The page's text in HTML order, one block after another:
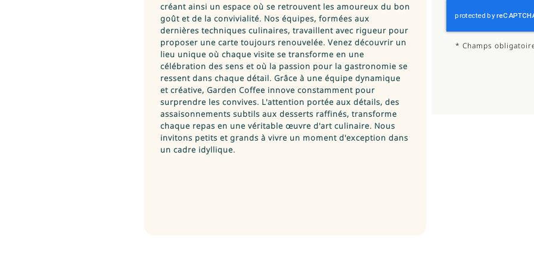
créant ainsi un espace où se retrouvent les amoureux du bon
goût et de la convivialité. Nos équipes, formées aux
dernières techniques culinaires, travaillent avec rigueur pour
proposer une carte toujours renouvelée. Venez découvrir un
lieu unique où chaque visite se transforme en une
célébration des sens et où la passion pour la gastronomie se
ressent dans chaque détail. Grâce à une équipe dynamique
et créative, Garden Coffee innove constamment pour
surprendre les convives. L'attention portée aux détails, des
assaisonnements subtils aux desserts raffinés, transforme
chaque repas en une véritable œuvre d'art culinaire. Nous
invitons petits et grands à vivre un moment d'exception dans
un cadre idyllique.
*Champs